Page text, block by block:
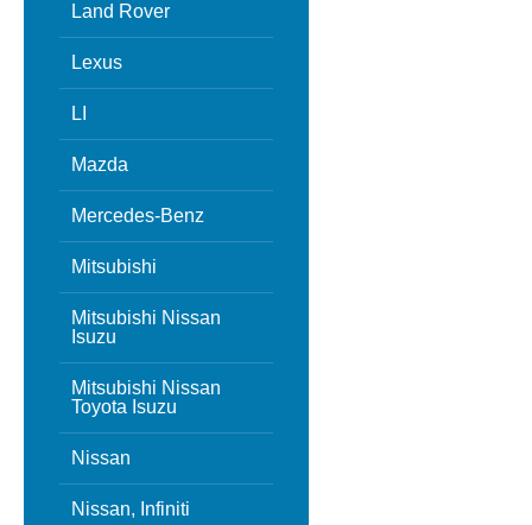
Land Rover
Lexus
LI
Mazda
Mercedes-Benz
Mitsubishi
Mitsubishi Nissan
Isuzu
Mitsubishi Nissan
Toyota Isuzu
Nissan
Nissan, Infiniti